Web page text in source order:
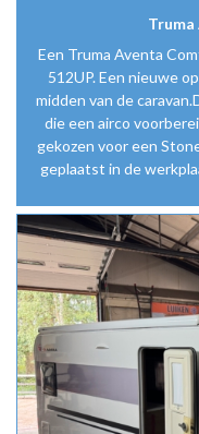
Een Truma Aventa
512UP. Een nieuwe
midden van de
die een airco
gekozen voor een
geplaatst in de